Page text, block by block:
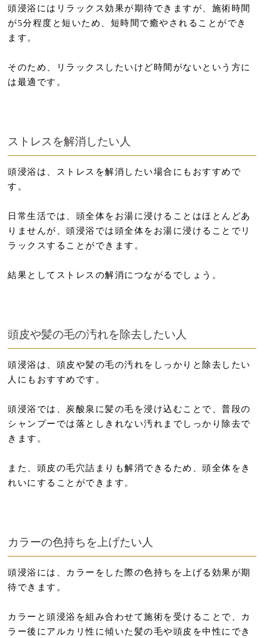
頭浸浴にはリラックス効果が期待できますが、施術時間
が5分程度と短いため、短時間で癒やされることができ
ます。
そのため、リラックスしたいけど時間がないという方に
は最適です。
ストレスを解消したい人
頭浸浴は、ストレスを解消したい場合にもおすすめで
す。
日常生活では、頭全体をお湯に浸けることはほとんどあ
りませんが、頭浸浴では頭全体をお湯に浸けることでリ
ラックスすることができます。
結果としてストレスの解消につながるでしょう。
頭皮や髪の毛の汚れを除去したい人
頭浸浴は、頭皮や髪の毛の汚れをしっかりと除去したい
人にもおすすめです。
頭浸浴では、炭酸泉に髪の毛を浸け込むことで、普段の
シャンプーでは落としきれない汚れまでしっかり除去で
きます。
また、頭皮の毛穴詰まりも解消できるため、頭全体をき
れいにすることができます。
カラーの色持ちを上げたい人
頭浸浴には、カラーをした際の色持ちを上げる効果が期
待できます。
カラーと頭浸浴を組み合わせて施術を受けることで、カ
ラー後にアルカリ性に傾いた髪の毛や頭皮を中性にでき